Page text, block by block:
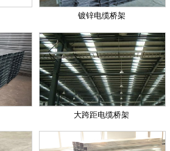
镀锌电缆桥架
大跨距电缆桥架